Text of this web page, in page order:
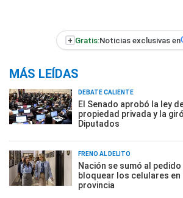
+ Gratis:Noticias exclusivas en
MÁS LEÍDAS
DEBATE CALIENTE
El Senado aprobó la ley
propiedad privada y la
Diputados
FRENO AL DELITO
Nación se sumó al
bloquear los celulares
provincia